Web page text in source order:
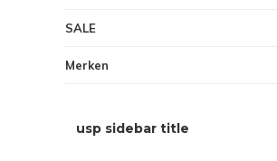
SALE
Merken
usp sidebar title